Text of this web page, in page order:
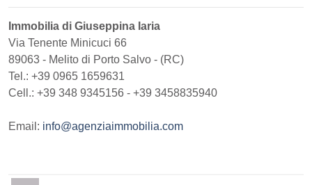
Immobilia di Giuseppina Iaria
Via Tenente Minicuci 66
89063 - Melito di Porto Salvo - (RC)
Tel.: +39 0965 1659631
Cell.: +39 348 9345156 - +39 3458835940
Email: info@agenziaimmobilia.com